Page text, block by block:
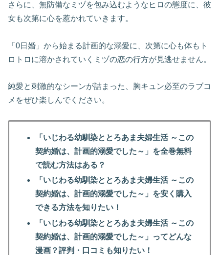
さらに、無防備なミヅを包み込むようなヒロの態度に、彼
女も次第に心を惹かれていきます。
「0日婚」から始まる計画的な溺愛に、次第に心も体もト
ロトロに溶かされていくミヅの恋の行方が見逃せません。
純愛と刺激的なシーンが詰まった、胸キュン必至のラブコ
メをぜひ楽しんでください。
「いじわる幼馴染ととろあま夫婦生活 ～この
契約婚は、計画的溺愛でした～」を全巻無料
で読む方法はある？
「いじわる幼馴染ととろあま夫婦生活 ～この
契約婚は、計画的溺愛でした～」を安く購入
できる方法を知りたい！
「いじわる幼馴染ととろあま夫婦生活 ～この
契約婚は、計画的溺愛でした～」ってどんな
漫画？評判・口コミも知りたい！